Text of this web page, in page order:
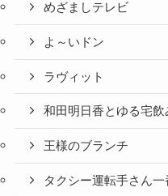
めざましテレビ
よ～いドン
ラヴィット
和田明日香とゆる宅飲
王様のブランチ
タクシー運転手さん